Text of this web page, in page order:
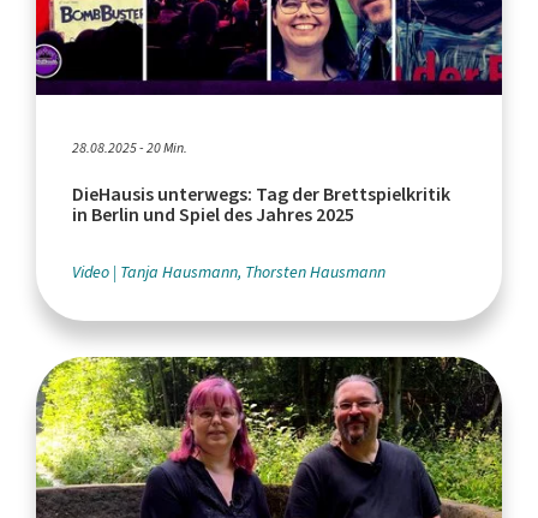
28.08.2025 - 20 Min.
DieHausis unterwegs: Tag der Brettspielkritik
in Berlin und Spiel des Jahres 2025
Video Tanja Hausmann, Thorsten Hausmann